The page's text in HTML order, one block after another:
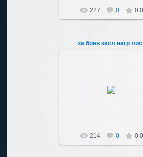
227 0 0.0
за боев засл нагр
214 0 0.0